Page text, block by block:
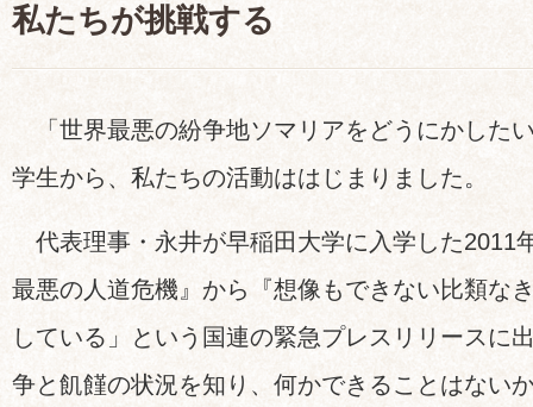
私たちが挑戦する
「世界最悪の紛争地ソマリアをどうにかした
学生から、私たちの活動ははじまりました。
代表理事・永井が早稲田大学に入学した2011
最悪の人道危機』から『想像もできない比類な
している」という国連の緊急プレスリリースに
争と飢饉の状況を知り、何かできることはない